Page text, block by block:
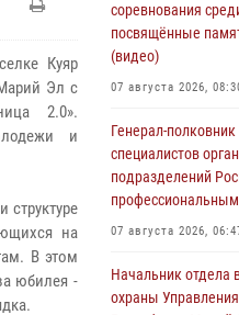
Куяр
Эл с
2.0».
и
структуре
на
В этом
юбилея -
соревнования
посвящённые
(видео)
07 августа 2026,
Генерал-
специалистов
подразделений
07 августа 2026,
Начальник отдела
охраны